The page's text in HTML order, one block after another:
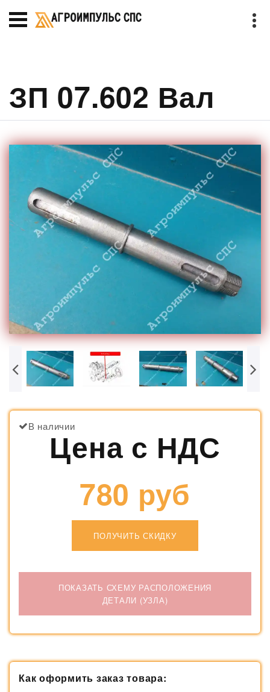
ЗП 07.602 Вал
В наличииЦена с НДС
780 руб
ПОЛУЧИТЬ СКИДКУ
ПОКАЗАТЬ СХЕМУ РАСПОЛОЖЕНИЯ
ДЕТАЛИ (УЗЛА)
Как оформить заказ товара: